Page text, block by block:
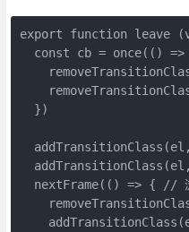
export function leave
const cb = once(() =>
  })
nextFrame(() => { //